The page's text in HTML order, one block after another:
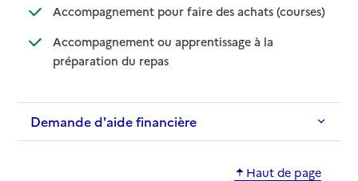
Accompagnement pour faire des achats (courses)
:
: non
Accompagnement ou apprentissage à la
préparation du repas: disponible
: non disponible
Demande d'aide financière
Haut de page